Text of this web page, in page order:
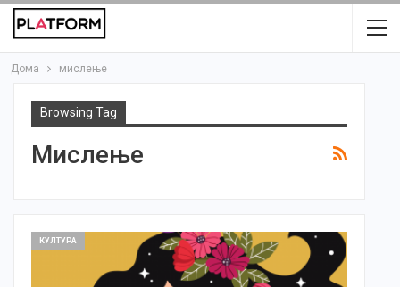
Дома мислење
Browsing Tag
Мислење
КУЛТУРА